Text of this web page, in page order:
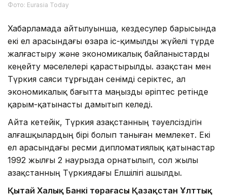
Фото: Eurasia Today
Хабарламада айтылуынша, кездесулер барысында
екі ел арасындағы өзара іс-қимылды жүйелі түрде
жалғастыру және экономикалық байланыстарды
кеңейту мәселелері қарастырылды. Қазақстан мен
Түркия саяси тұрғыдан сенімді серіктес, ал
экономикалық бағытта маңызды әріптес ретінде
қарым-қатынасты дамытып келеді.
Айта кетейік, Түркия Қазақстанның тәуелсіздігін
алғашқылардың бірі болып таныған мемлекет. Екі
ел арасындағы ресми дипломатиялық қатынастар
1992 жылғы 2 наурызда орнатылып, сол жылы
Қазақстанның Түркиядағы Елшілігі ашылды.
Қытай Халық Банкі төрағасы Қазақстан Ұлттық